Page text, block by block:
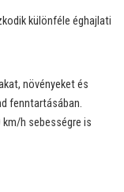
különféle éghajlati
növényeket és
fenntartásában.
h sebességre is